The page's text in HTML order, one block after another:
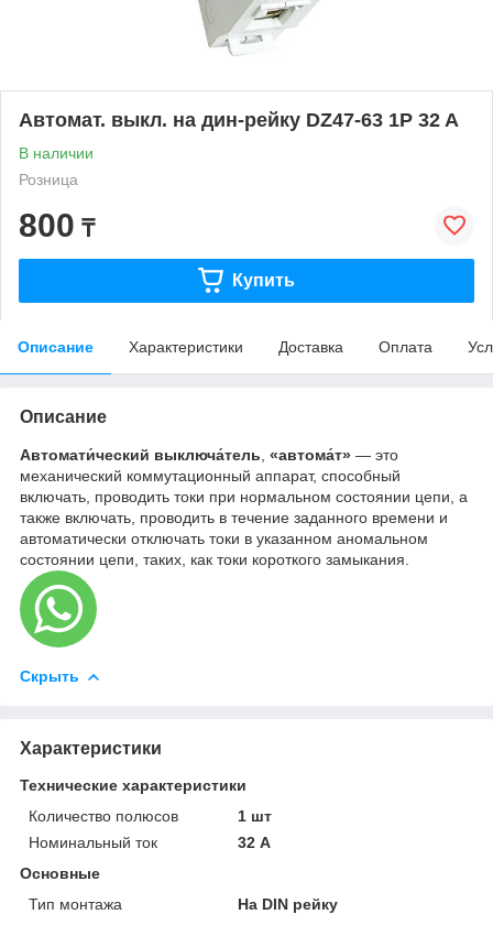
Автомат. выкл. на дин-рейку DZ47-63 1P 32 A
В наличии
Розница
800 ₸
Купить
Описание Характеристики Доставка Оплата
Описание
Автомати́ческий выключа́тель «автома́т» — это
механический коммутационный аппарат, способный
включать, проводить токи при нормальном состоянии цепи, а
также включать, проводить в течение заданного времени и
автоматически отключать токи в указанном аномальном
состоянии цепи, таких, как токи короткого замыкания.
Скрыть
Характеристики
Технические характеристики
Количество полюсов
1 шт
Номинальный ток
32 А
Основные
Тип монтажа
На DIN рейку